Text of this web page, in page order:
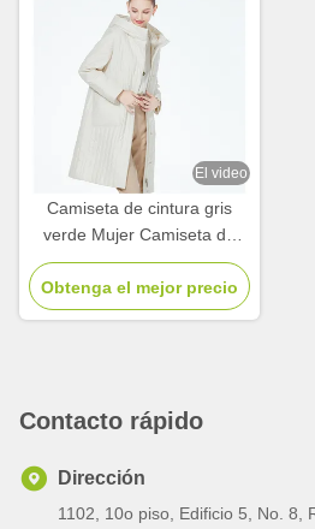
El video
Camiseta de cintura gris
verde Mujer Camiseta de
temporada baja Estilo
sofisticado
Obtenga el mejor precio
Contacto rápido
Dirección
1102, 10o piso, Edificio 5, No. 8,